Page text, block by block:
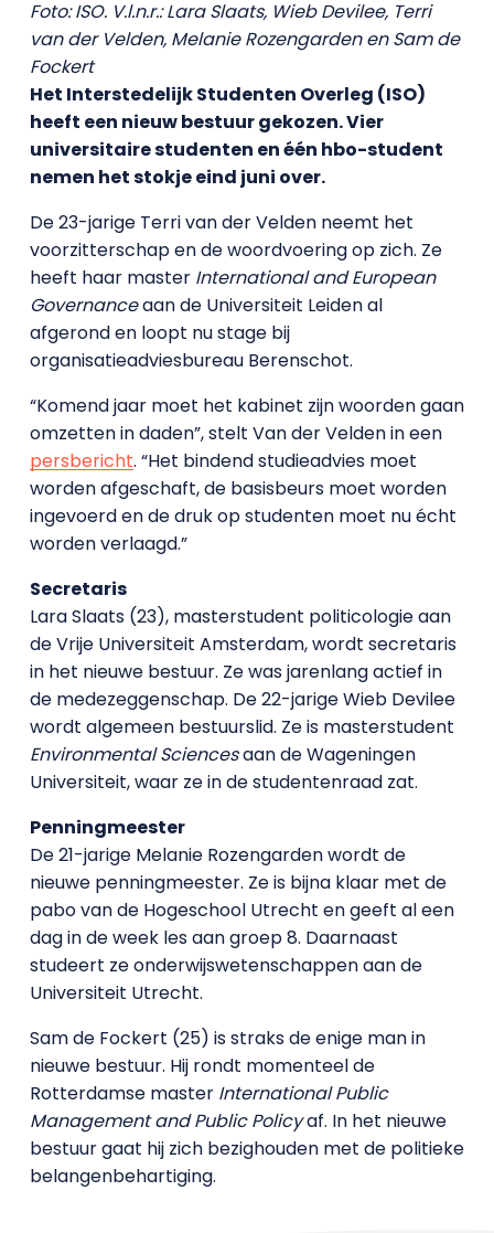
Foto: ISO. V.l.n.r.: Lara Slaats, Wieb Devilee, Terri
van der Velden, Melanie Rozengarden en Sam de
Fockert
Het Interstedelijk Studenten Overleg (ISO)
heeft een nieuw bestuur gekozen. Vier
universitaire studenten en één hbo-student
nemen het stokje eind juni over.
De 23-jarige Terri van der Velden neemt het
voorzitterschap en de woordvoering op zich. Ze
heeft haar master International and European
Governanceaan de Universiteit Leiden al
afgerond en loopt nu stage bij
organisatieadviesbureau Berenschot.
“Komend jaar moet het kabinet zijn woorden gaan
omzetten in daden”, stelt Van der Velden in een
persbericht. “Het bindend studieadvies moet
worden afgeschaft, de basisbeurs moet worden
ingevoerd en de druk op studenten moet nu écht
worden verlaagd.”
Secretaris
Lara Slaats (23), masterstudent politicologie aan
de Vrije Universiteit Amsterdam, wordt secretaris
in het nieuwe bestuur. Ze was jarenlang actief in
de medezeggenschap. De 22-jarige Wieb Devilee
wordt algemeen bestuurslid. Ze is masterstudent
Environmental Sciencesaan de Wageningen
Universiteit, waar ze in de studentenraad zat.
Penningmeester
De 21-jarige Melanie Rozengarden wordt de
nieuwe penningmeester. Ze is bijna klaar met de
pabo van de Hogeschool Utrecht en geeft al een
dag in de week les aan groep 8. Daarnaast
studeert ze onderwijswetenschappen aan de
Universiteit Utrecht.
Sam de Fockert (25) is straks de enige man in
nieuwe bestuur. Hij rondt momenteel de
Rotterdamse master International Public
Management and Public Policyaf. In het nieuwe
bestuur gaat hij zich bezighouden met de politieke
belangenbehartiging.